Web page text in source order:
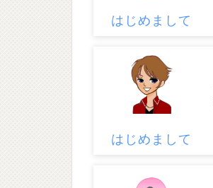
はじめまして
はじめまして